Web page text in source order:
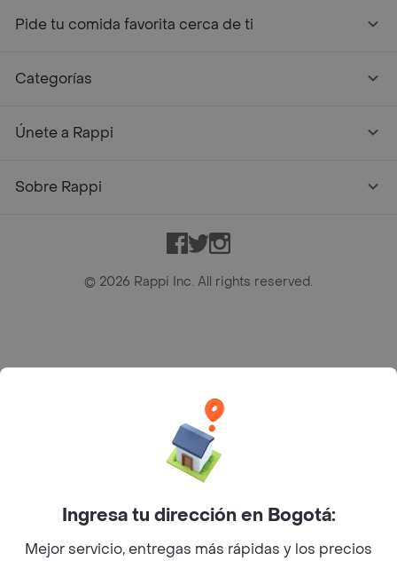
Pide tu comida favorita cerca de ti
Categorías
Únete a Rappi
Sobre Rappi
Facebook
TwitterInstagram
© 2026 Rappi Inc. All rights reserved.
Bogotá D.C. --- notificacionesrappi@rappi.com
Ingresa tu dirección en Bogotá:
Mejor servicio, entregas más rápidas y los precios